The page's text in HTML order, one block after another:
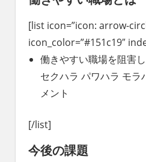
[list icon=”icon: arrow-
icon_color=”#151c19″
働きやすい職場を阻害
セクハラ パワハラ モラ
メント
[/list]
今後の課題